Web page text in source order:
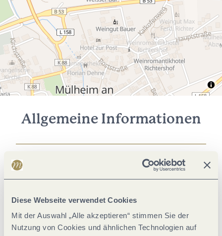
Diese Webseite verwendet Cookies
Mit der Auswahl „Alle akzeptieren“ stimmen Sie der
Nutzung von Cookies und ähnlichen Technologien auf
Allgemeine Informationen
Eignung